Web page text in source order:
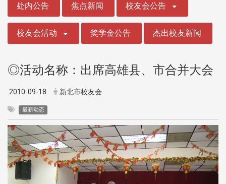
处内公告 焦点新闻 校友会公告
校友会活动 奖学金公告 杰出校友新闻
◎活动名称：出席高雄县、市合并大会
2010-09-18 新北市校友会
最新动态